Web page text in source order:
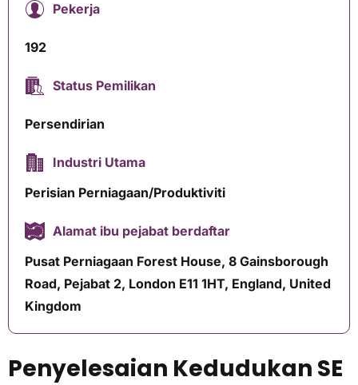
Pekerja
192
Status Pemilikan
Persendirian
Industri Utama
Perisian Perniagaan/Produktiviti
Alamat ibu pejabat berdaftar
Pusat Perniagaan Forest House, 8 Gainsborough
Road, Pejabat 2, London E11 1HT, England, United
Kingdom
Penyelesaian Kedudukan SE